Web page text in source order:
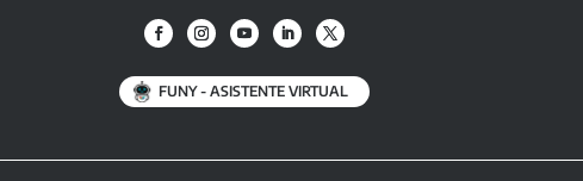
FUNY - ASISTENTE VIRTUAL